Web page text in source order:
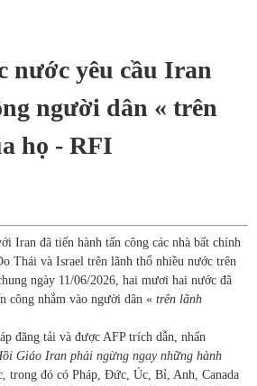
nước yêu cầu Iran
người dân « trên
họ - RFI
Iran đã tiến hành tấn công các nhà bất chính
Thái và Israel trên lãnh thổ nhiều nước trên
ngày 11/06/2026, hai mươi hai nước đã
công nhắm vào người dân « trên lãnh
đăng tải và được AFP trích dẫn, nhấn
Giáo Iran phải ngừng ngay những hành
trong đó có Pháp, Đức, Úc, Bỉ, Anh, Canada